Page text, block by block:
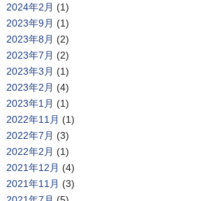
2024年2月 (1)
2023年9月 (1)
2023年8月 (2)
2023年7月 (2)
2023年3月 (1)
2023年2月 (4)
2023年1月 (1)
2022年11月 (1)
2022年7月 (3)
2022年2月 (1)
2021年12月 (4)
2021年11月 (3)